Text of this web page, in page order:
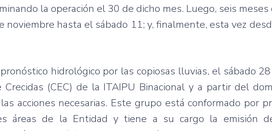
la operación el 30 de dicho mes. Luego, seis
hasta el sábado 11; y, finalmente, esta vez
hidrológico por las copiosas lluvias, el sábado
Crecidas (CEC) de la ITAIPU Binacional y a partir del
acciones necesarias. Este grupo está conformado por
áreas de la Entidad y tiene a su cargo la emisión